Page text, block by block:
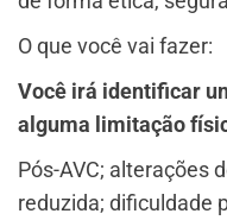
O que você vai fazer:
Você irá identificar
alguma limitação
Pós-AVC; alterações
reduzida; dificuldade